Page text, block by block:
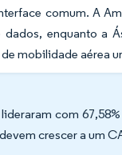
comum. A
enquanto a
mobilidade aérea
com
crescer a um